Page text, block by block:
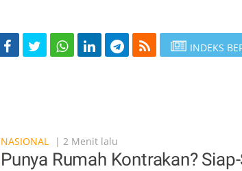
INDEKS
NASIONAL
| 2 Menit lalu
Punya Rumah Kontrakan?